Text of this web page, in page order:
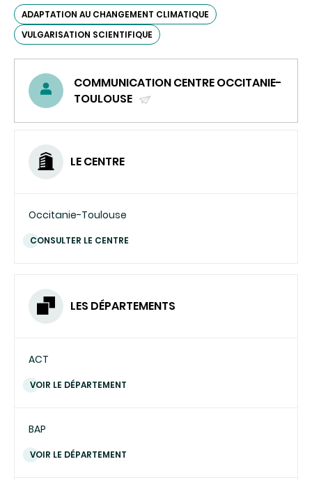
ADAPTATION AU CHANGEMENT CLIMATIQUE
VULGARISATION SCIENTIFIQUE
COMMUNICATION CENTRE OCCITANIE-
TOULOUSE
UN
LE CENTRE
Occitanie-Toulouse
CONSULTER LE CENTRE
LES DÉPARTEMENTS
ACT
VOIR LE DÉPARTEMENT
BAP
VOIR LE DÉPARTEMENT